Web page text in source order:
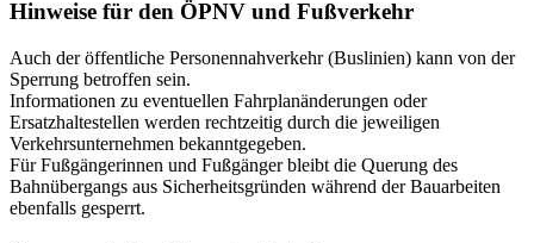
Hinweise für den ÖPNV und Fußverkehr
Auch der öffentliche Personennahverkehr (Buslinien) kann von der
Sperrung betroffen sein.
Informationen zu eventuellen Fahrplanänderungen oder
Ersatzhaltestellen werden rechtzeitig durch die jeweiligen
Verkehrsunternehmen bekanntgegeben.
Für Fußgängerinnen und Fußgänger bleibt die Querung des
Bahnübergangs aus Sicherheitsgründen während der Bauarbeiten
ebenfalls gesperrt.